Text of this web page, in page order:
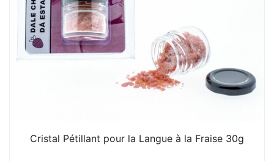
Cristal Pétillant pour la Langue à la Fraise 30g